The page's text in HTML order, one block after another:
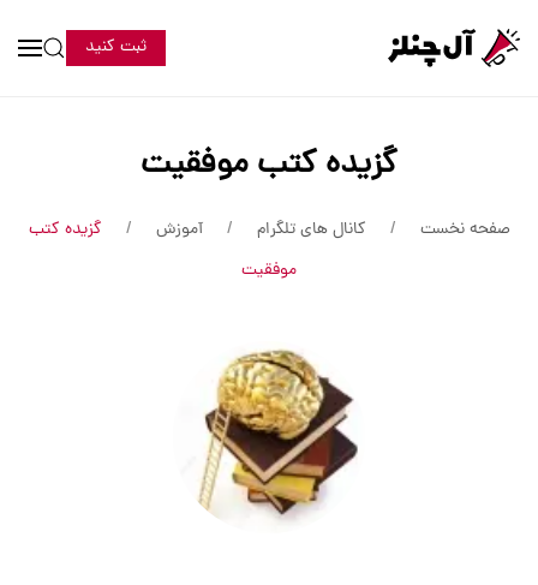
ثبت کنید
گزیده کتب موفقیت
صفحه نخست کانال های تلگرام آموزش
گزیده کتب
موفقیت